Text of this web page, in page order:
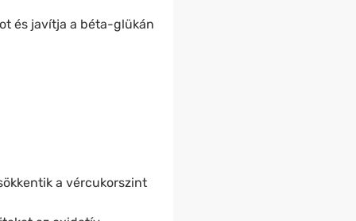
és javítja a béta-glükán
a vércukorszint